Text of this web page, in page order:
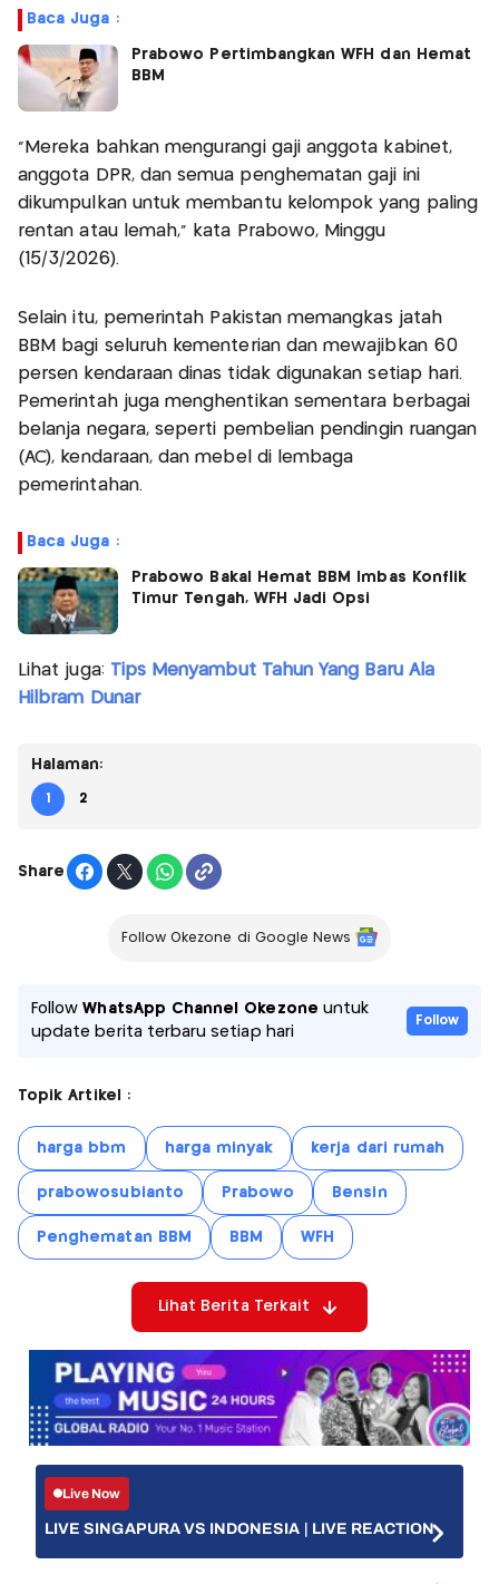
Baca Juga :
Prabowo Pertimbangkan WFH dan Hemat
BBM
“Mereka bahkan mengurangi gaji anggota kabinet,
anggota DPR, dan semua penghematan gaji ini
dikumpulkan untuk membantu kelompok yang paling
rentan atau lemah,” kata Prabowo, Minggu
(15/3/2026).
Selain itu, pemerintah Pakistan memangkas jatah
BBM bagi seluruh kementerian dan mewajibkan 60
persen kendaraan dinas tidak digunakan setiap hari.
Pemerintah juga menghentikan sementara berbagai
belanja negara, seperti pembelian pendingin ruangan
(AC), kendaraan, dan mebel di lembaga
pemerintahan.
Baca Juga :
Prabowo Bakal Hemat BBM Imbas Konflik
Timur Tengah, WFH Jadi Opsi
Lihat juga: Tips Menyambut Tahun Yang Baru Ala
Hilbram Dunar
Halaman:
1 2
Share
Follow Okezone di Google News
FollowWhatsApp Channel Okezone untuk
update berita terbaru setiap hari
Follow
Topik Artikel :
harga bbm harga minyak kerja dari rumah
prabowosubianto Prabowo Bensin
Penghematan BBM BBM WFH
Lihat Berita Terkait
Live Now
LIVE SINGAPURA VS INDONESIA | LIVE REACTION